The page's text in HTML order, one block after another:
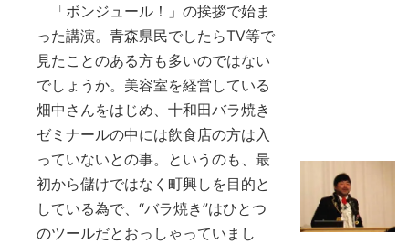
「ボンジュール！」の挨拶で始ま
った講演。青森県民でしたらTV等で
見たことのある方も多いのではない
でしょうか。美容室を経営している
畑中さんをはじめ、十和田バラ焼き
ゼミナールの中には飲食店の方は入
っていないとの事。というのも、最
初から儲けではなく町興しを目的と
している為で、“バラ焼き”はひとつ
のツールだとおっしゃっていまし